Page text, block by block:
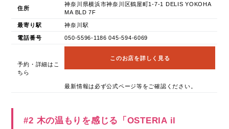
住所
神奈川県横浜市神奈川区鶴屋町1-7-1 DELIS YOKOHA
MA BLD 7F
最寄り駅 神奈川駅
電話番号 050-5596-1186 045-594-6069
予約・詳細はこ
ちら
このお店を詳しく見る
最新情報は必ず公式ページ等をご確認ください。
#2 木の温もりを感じる「OSTERIA il